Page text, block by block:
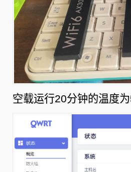
空载运行20分钟的温度